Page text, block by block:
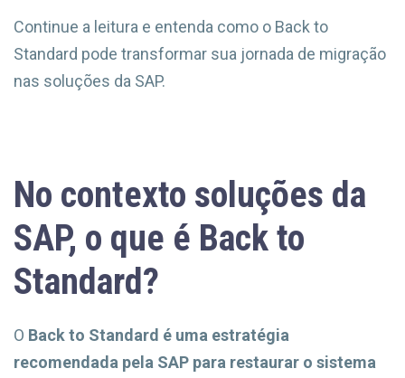
Continue a leitura e entenda como o Back to
Standard pode transformar sua jornada de migração
nas soluções da SAP.
No contexto soluções da
SAP, o que é Back to
Standard?
O Back to Standard é uma estratégia
recomendada pela SAP para restaurar o sistema